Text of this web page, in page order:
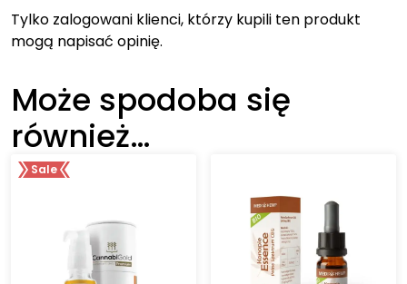
Tylko zalogowani klienci, którzy kupili ten produkt
mogą napisać opinię.
Może spodoba się
również…
Sale